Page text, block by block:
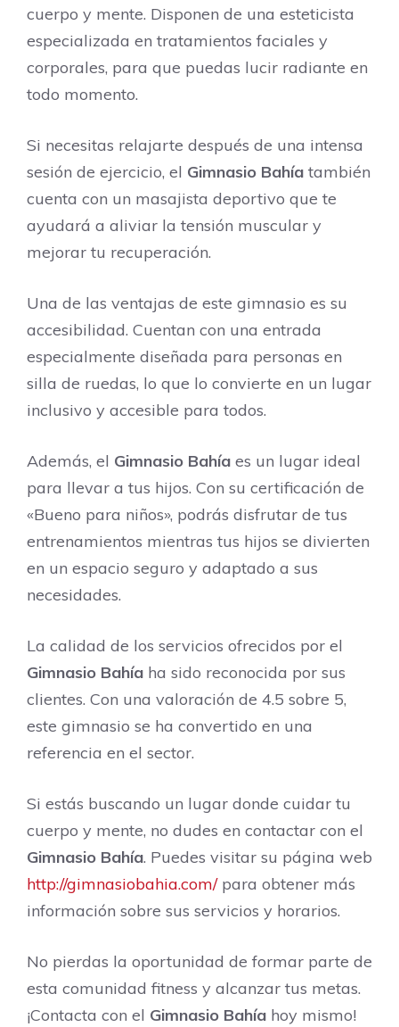
cuerpo y mente. Disponen de una esteticista
especializada en tratamientos faciales y
corporales, para que puedas lucir radiante en
todo momento.
Si necesitas relajarte después de una intensa
sesión de ejercicio, el Gimnasio Bahía también
cuenta con un masajista deportivo que te
ayudará a aliviar la tensión muscular y
mejorar tu recuperación.
Una de las ventajas de este gimnasio es su
accesibilidad. Cuentan con una entrada
especialmente diseñada para personas en
silla de ruedas, lo que lo convierte en un lugar
inclusivo y accesible para todos.
Además, el Gimnasio Bahía es un lugar ideal
para llevar a tus hijos. Con su certificación de
«Bueno para niños», podrás disfrutar de tus
entrenamientos mientras tus hijos se divierten
en un espacio seguro y adaptado a sus
necesidades.
La calidad de los servicios ofrecidos por el
Gimnasio Bahía ha sido reconocida por sus
clientes. Con una valoración de 4.5 sobre 5,
este gimnasio se ha convertido en una
referencia en el sector.
Si estás buscando un lugar donde cuidar tu
cuerpo y mente, no dudes en contactar con el
Gimnasio Bahía. Puedes visitar su página web
http://gimnasiobahia.com/para obtener más
información sobre sus servicios y horarios.
No pierdas la oportunidad de formar parte de
esta comunidad fitness y alcanzar tus metas.
¡Contacta con el Gimnasio Bahía hoy mismo!